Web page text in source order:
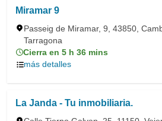
Miramar 9
Passeig de Miramar, 9, 43850,
Tarragona
Cierra en 5 h 36 mins
más detalles
La Janda - Tu inmobiliaria.